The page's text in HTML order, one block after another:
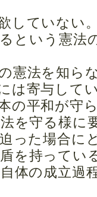
していない
という憲法
憲法を知ら
は寄与して
の平和が守
を守る様に
った場合に
を持ってい
体の成立過